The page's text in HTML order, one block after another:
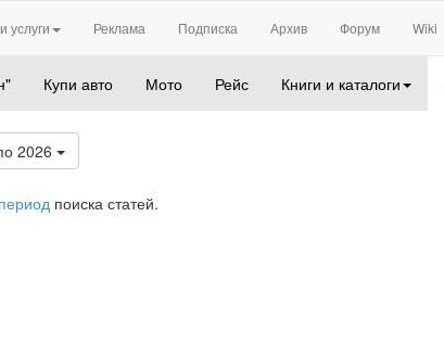
услуги Реклама Подписка Архив Форум Wiki
Купи авто Мото Рейс Книги и каталоги
2026
поиска статей.